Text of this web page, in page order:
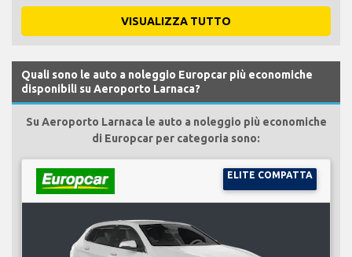
VISUALIZZA TUTTO
Quali sono le auto a noleggio Europcar più economiche
disponibili su Aeroporto Larnaca?
Su Aeroporto Larnaca le auto a noleggio più economiche
di Europcar per categoria sono:
ELITE COMPATTA